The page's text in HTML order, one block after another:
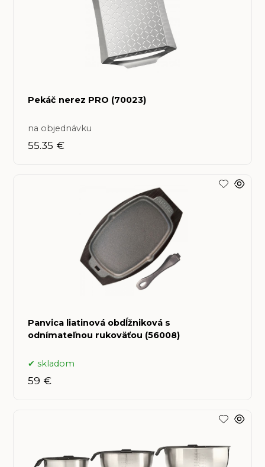
Pekáč nerez PRO (70023)
na objednávku
55.35 €
Panvica liatinová obdĺžniková s
odnímateľnou rukoväťou (56008)
skladom
59 €